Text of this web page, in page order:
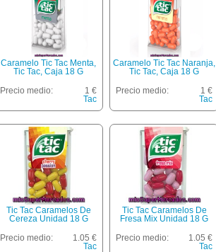
Caramelo Tic Tac Menta,
Tic Tac, Caja 18 G
Precio medio:
1 €
Tac
Caramelo Tic Tac Naranja,
Tic Tac, Caja 18 G
Precio medio:
1 €
Tac
Tic Tac Caramelos De
Cereza Unidad 18 G
Precio medio:
1.05 €
Tac
Tic Tac Caramelos De
Fresa Mix Unidad 18 G
Precio medio:
1.05 €
Tac